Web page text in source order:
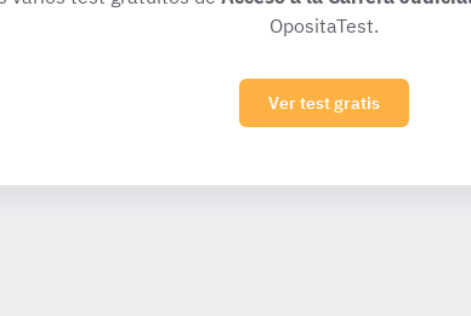
OpositaTest.
Ver test gratis